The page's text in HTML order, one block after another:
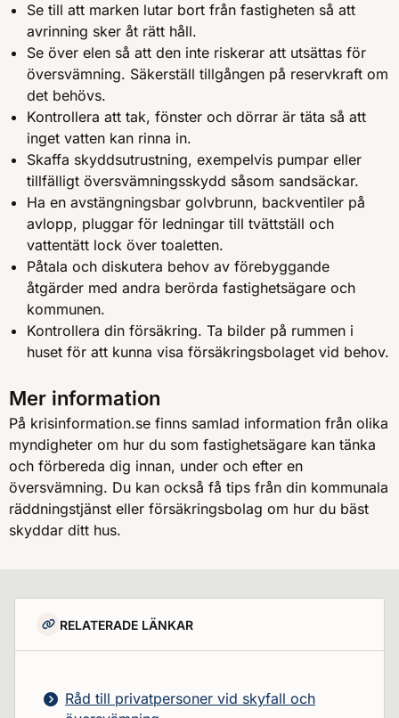
Se till att marken lutar bort från fastigheten så att
avrinning sker åt rätt håll.
Se över elen så att den inte riskerar att utsättas för
översvämning. Säkerställ tillgången på reservkraft om
det behövs.
Kontrollera att tak, fönster och dörrar är täta så att
inget vatten kan rinna in.
Skaffa skyddsutrustning, exempelvis pumpar eller
tillfälligt översvämningsskydd såsom sandsäckar.
Ha en avstängningsbar golvbrunn, backventiler på
avlopp, pluggar för ledningar till tvättställ och
vattentätt lock över toaletten.
Påtala och diskutera behov av förebyggande
åtgärder med andra berörda fastighetsägare och
kommunen.
Kontrollera din försäkring. Ta bilder på rummen i
huset för att kunna visa försäkringsbolaget vid behov.
Mer information
På krisinformation.se finns samlad information från olika
myndigheter om hur du som fastighetsägare kan tänka
och förbereda dig innan, under och efter en
översvämning. Du kan också få tips från din kommunala
räddningstjänst eller försäkringsbolag om hur du bäst
skyddar ditt hus.
RELATERADE LÄNKAR
Råd till privatpersoner vid skyfall och